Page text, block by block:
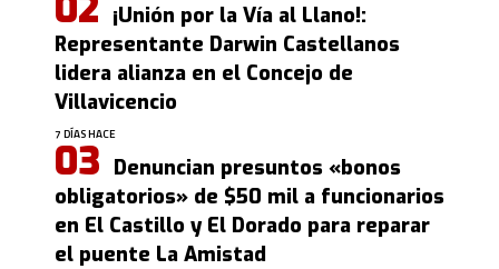
¡Unión por la Vía al Llano!:
Representante Darwin Castellanos
lidera alianza en el Concejo de
Villavicencio
7 DÍAS HACE
Denuncian presuntos «bonos
obligatorios» de $50 mil a funcionarios
en El Castillo y El Dorado para reparar
el puente La Amistad